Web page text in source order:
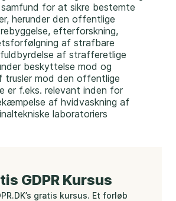
GDPR Kursus
gratis kursus. Et forløb
for at sikre bestemte
herunder den offentlige
efterforskning,
af strafbare
af strafferetlige
beskyttelse mod og
trusler mod den offentlige
er f.eks. relevant inden for
af hvidvaskning af
laboratoriers